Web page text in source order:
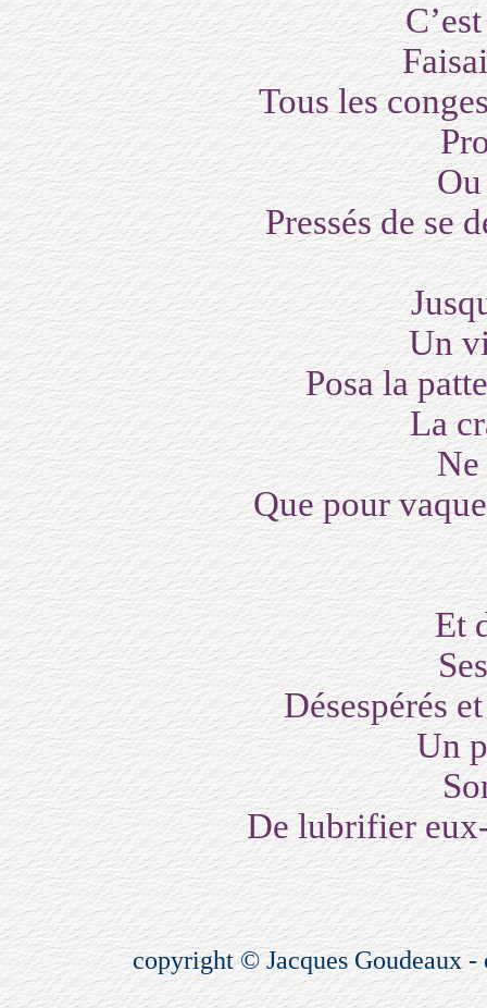
Tous les
Pressés de se
Un
Posa la
La
Ne
Que pour
Et
Désespérés
Un
De lubrifier
copyright © Jacques Goudeaux